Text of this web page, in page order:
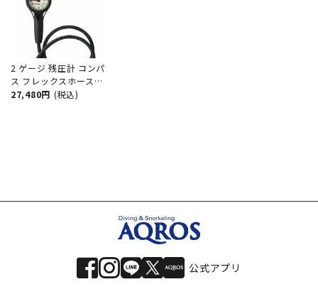
2 ゲージ 残圧計 コンパ
ス フレックスホース
80cm Hele i Waho /
27,480円 (税込)
公式アプリ